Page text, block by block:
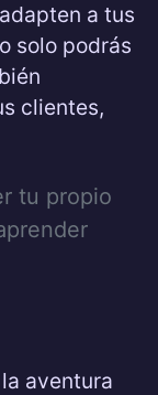
a tus
solo podrás
clientes,
tu propio
aventura